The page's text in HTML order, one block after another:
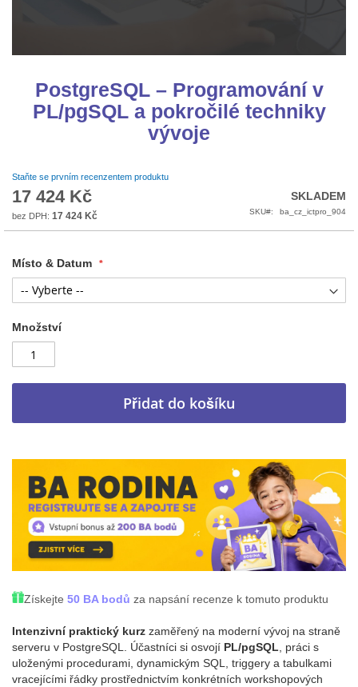
PostgreSQL – Programování v
PL/pgSQL a pokročilé techniky
vývoje
Staňte se prvním recenzentem produktu
17 424 Kč
17 424 Kč
SKLADEM
SKU ba_cz_ictpro_904
Místo & Datum
Množství
Přidat do košíku
Získejte 50 BA bodů za napsání recenze k tomuto produktu
Intenzivní praktický kurz zaměřený na moderní vývoj na straně
serveru v PostgreSQL. Účastníci si osvojí PL/pgSQL , práci s
uloženými procedurami, dynamickým SQL, triggery a tabulkami
vracejícími řádky prostřednictvím konkrétních workshopových
začátek
galerie